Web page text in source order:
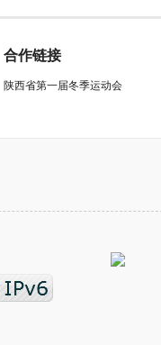
合作链接
陕西省第一届冬季运动会